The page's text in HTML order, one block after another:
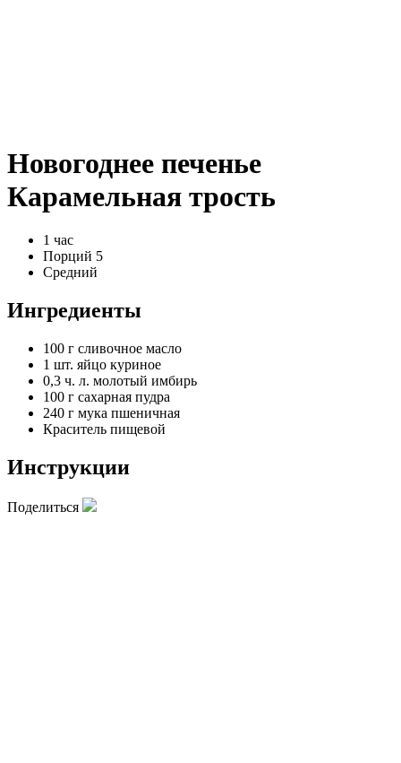
Новогоднее печенье
Карамельная трость
1 час
Порций 5
Средний
Ингредиенты
100 г сливочное масло
1 шт. яйцо куриное
0,3 ч. л. молотый имбирь
100 г сахарная пудра
240 г мука пшеничная
Краситель пищевой
Инструкции
Поделиться